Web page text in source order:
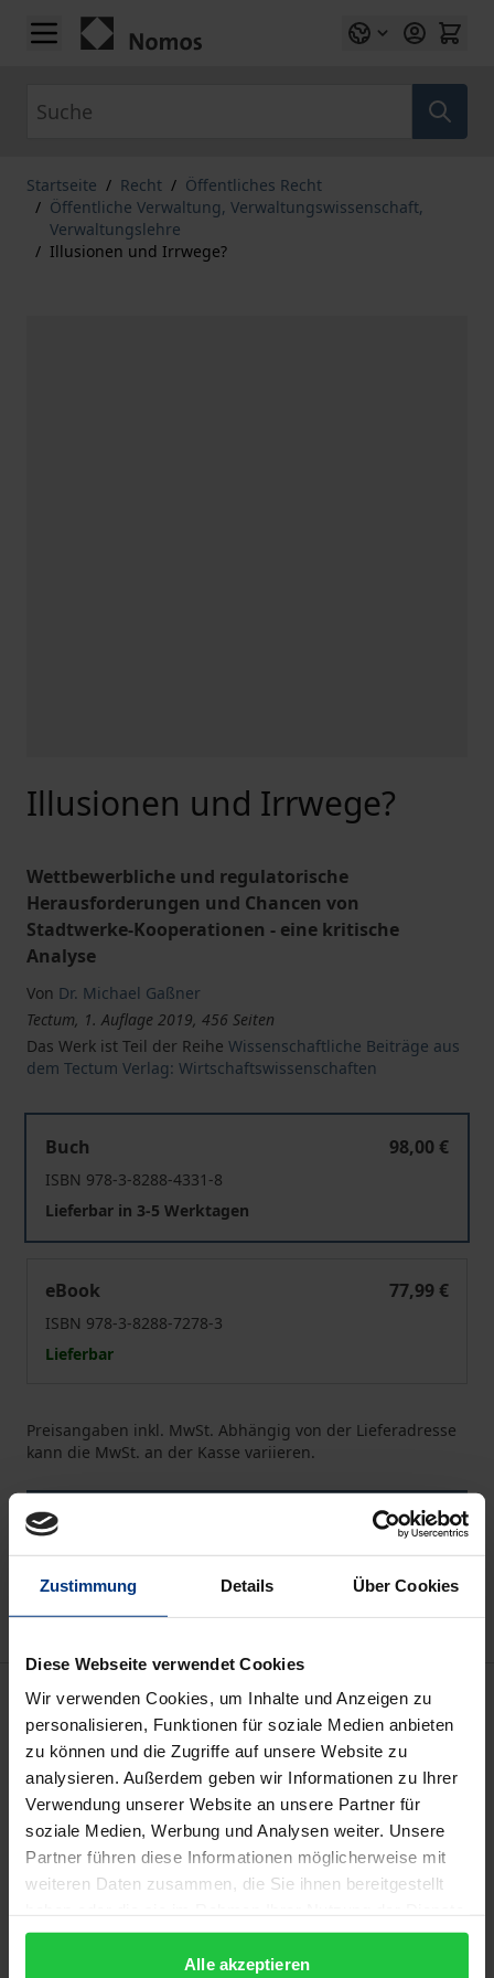
Zustimmung Details Über Cookies
Diese Webseite verwendet Cookies
Wir verwenden Cookies, um Inhalte und Anzeigen zu
personalisieren, Funktionen für soziale Medien anbieten
zu können und die Zugriffe auf unsere Website zu
analysieren. Außerdem geben wir Informationen zu Ihrer
Verwendung unserer Website an unsere Partner für
soziale Medien, Werbung und Analysen weiter. Unsere
Partner führen diese Informationen möglicherweise mit
weiteren Daten zusammen, die Sie ihnen bereitgestellt
gesammelt haben.
Alle akzeptieren
Zum Inhalt springen
Startseite / Recht / Öffentliches Recht
/ Öffentliche Verwaltung, Verwaltungswissenschaft,
Verwaltungslehre
/ Illusionen und Irrwege?
Illusionen und Irrwege?
Wettbewerbliche und regulatorische
Herausforderungen und Chancen von
Stadtwerke-Kooperationen - eine kritische
Analyse
Von Dr. Michael Gaßner
Tectum, 1. Auflage 2019, 456 Seiten
Das Werk ist Teil der Reihe Wissenschaftliche Beiträge aus
dem Tectum Verlag: Wirtschaftswissenschaften
Buch
98,00 €
ISBN 978-3-8288-4331-8
Lieferbar in 3-5 Werktagen
eBook
77,99 €
ISBN 978-3-8288-7278-3
Lieferbar
Preisangaben inkl. MwSt. Abhängig von der Lieferadresse
kann die MwSt. an der Kasse variieren.
Zur Wunschliste hinzufügen
Hinweise zu Versandkosten
Beschreibung
Kooperationen zwischen Stadtwerken wurden seit
Beginn der Liberalisierung des Energiemarktes von
vielen Beteiligten als adäquate Antwort auf neue
Herausforderungen angesehen. Politische und
ökonomische Kooperationsziele wurden dabei bunt